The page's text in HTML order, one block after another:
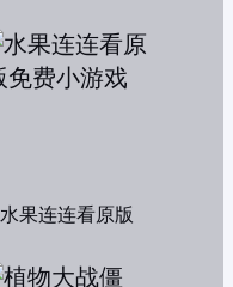
水果连连看原版